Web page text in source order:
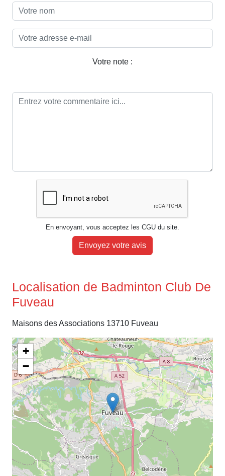
Votre note :
En envoyant, vous acceptez les CGU du site.
Envoyez votre avis
Localisation de Badminton Club De
Fuveau
Maisons des Associations 13710 Fuveau
+
−